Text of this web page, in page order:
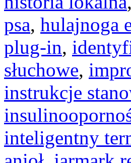
psa, hulajnoga
plug-in,
słuchowe,
instrukcje
inteligentny